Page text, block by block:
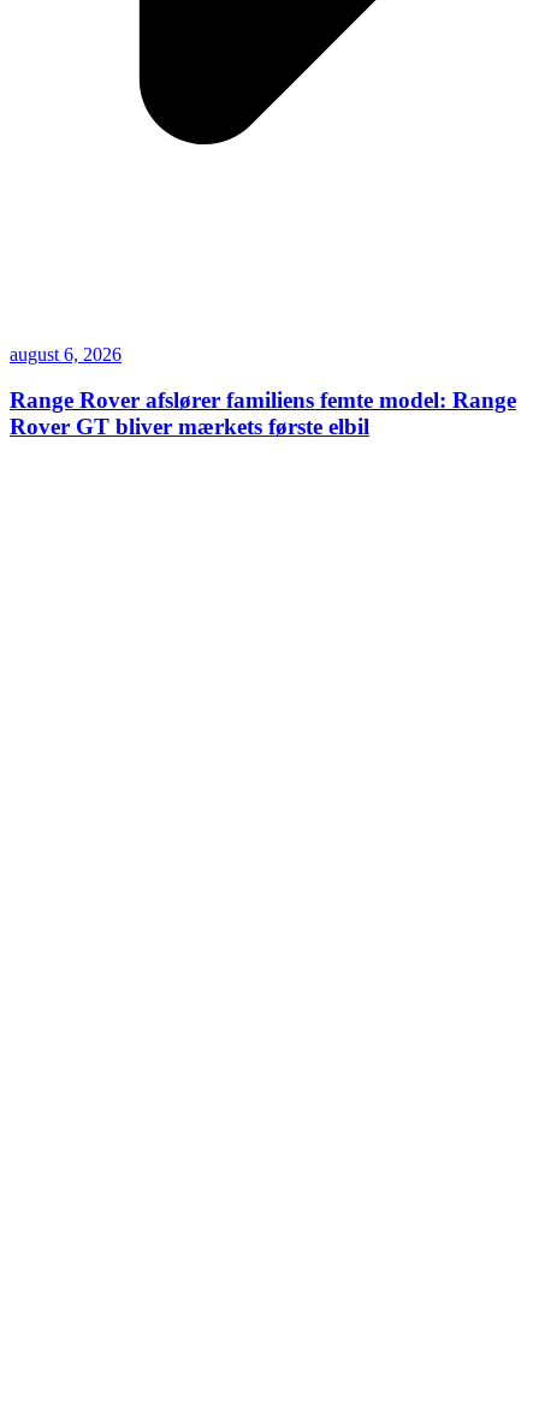
august 6, 2026
Range Rover afslører familiens femte model: Range
Rover GT bliver mærkets første elbil